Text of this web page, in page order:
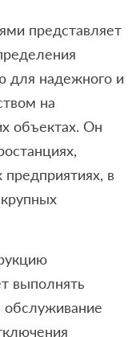
представляет
для надежного и
на
объектах. Он
в
выполнять
обслуживание